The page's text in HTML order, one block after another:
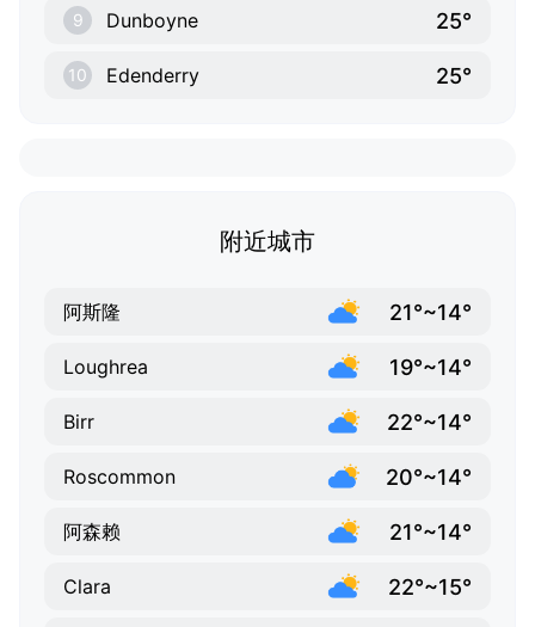
9 Dunboyne 25°
10 Edenderry 25°
附近城市
阿斯隆 21°~14°
Loughrea 19°~14°
Birr 22°~14°
Roscommon 20°~14°
阿森赖 21°~14°
Clara 22°~15°